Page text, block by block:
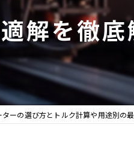
ベアリング
大型
メンテナンス
販売
解を徹底
ターの選び方とトルク計算や用途別の